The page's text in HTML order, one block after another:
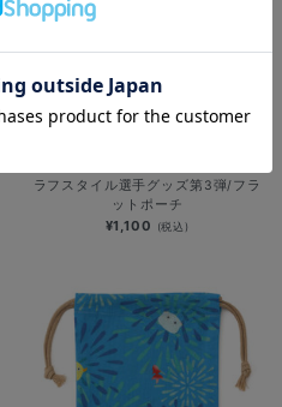
ラフスタイル選手グッズ第3弾/フラ
ットポーチ
¥1,100 (税込)